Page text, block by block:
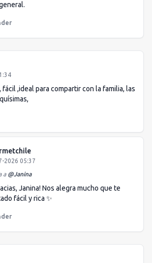
,ideal para compartir con la familia, las
2026 05:37
a @Janina
Janina! Nos alegra mucho que te
fácil y rica ✨